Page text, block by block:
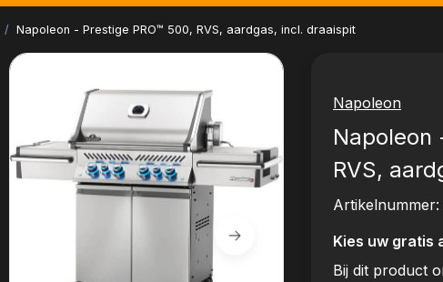
Napoleon - Prestige PRO™ 500, RVS, aardgas, incl. draaispit
Napoleon
Napoleon
RVS,
Artikelnummer:
Kies uw gratis
Bij dit product